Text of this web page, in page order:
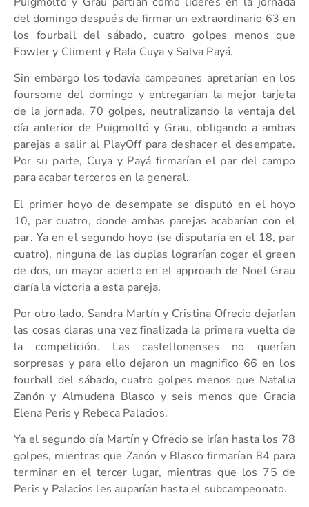
del domingo después de firmar un extraordinario 63 en
los fourball del sábado, cuatro golpes menos que
Fowler y Climent y Rafa Cuya y Salva Payá.
Sin embargo los todavía campeones apretarían en los
foursome del domingo y entregarían la mejor tarjeta
de la jornada, 70 golpes, neutralizando la ventaja del
día anterior de Puigmoltó y Grau, obligando a ambas
parejas a salir al PlayOff para deshacer el desempate.
Por su parte, Cuya y Payá firmarían el par del campo
para acabar terceros en la general.
El primer hoyo de desempate se disputó en el hoyo
10, par cuatro, donde ambas parejas acabarían con el
par. Ya en el segundo hoyo (se disputaría en el 18, par
cuatro), ninguna de las duplas lograrían coger el green
de dos, un mayor acierto en el approach de Noel Grau
daría la victoria a esta pareja.
Por otro lado, Sandra Martín y Cristina Ofrecio dejarían
las cosas claras una vez finalizada la primera vuelta de
la competición. Las castellonenses no querían
sorpresas y para ello dejaron un magnifico 66 en los
fourball del sábado, cuatro golpes menos que Natalia
Zanón y Almudena Blasco y seis menos que Gracia
Elena Peris y Rebeca Palacios.
Ya el segundo día Martín y Ofrecio se irían hasta los 78
golpes, mientras que Zanón y Blasco firmarían 84 para
terminar en el tercer lugar, mientras que los 75 de
Peris y Palacios les auparían hasta el subcampeonato.